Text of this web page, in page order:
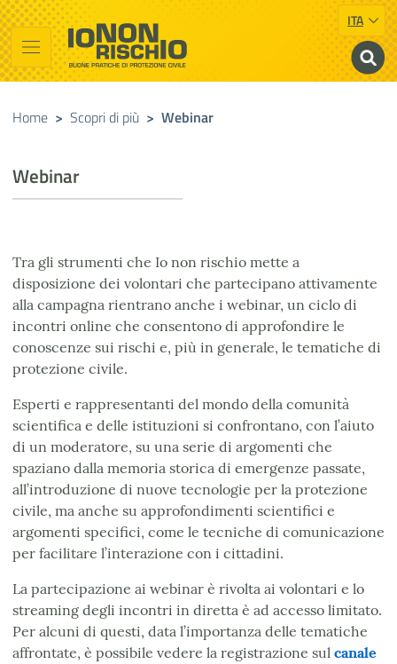
Vai al contenuto principale
Raggiungi il piè di pagina ITA
Io non rischio
Buone pratiche di Protezione Civile
Home > Scopri di più > Webinar
Webinar
Tra gli strumenti che Io non rischio mette a
disposizione dei volontari che partecipano attivamente
alla campagna rientrano anche i webinar, un ciclo di
incontri online che consentono di approfondire le
conoscenze sui rischi e, più in generale, le tematiche di
protezione civile.
Esperti e rappresentanti del mondo della comunità
scientifica e delle istituzioni si confrontano, con l’aiuto
di un moderatore, su una serie di argomenti che
spaziano dalla memoria storica di emergenze passate,
all’introduzione di nuove tecnologie per la protezione
civile, ma anche su approfondimenti scientifici e
argomenti specifici, come le tecniche di comunicazione
per facilitare l’interazione con i cittadini.
La partecipazione ai webinar è rivolta ai volontari e lo
streaming degli incontri in diretta è ad accesso limitato.
Per alcuni di questi, data l’importanza delle tematiche
affrontate, è possibile vedere la registrazione sul canale